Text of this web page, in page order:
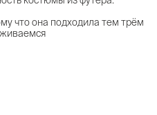
что она подходила тем трём